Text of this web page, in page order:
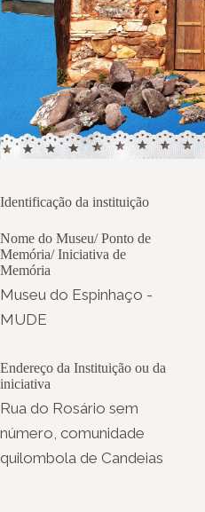
Identificação da instituição
Nome do Museu/ Ponto de
Memória/ Iniciativa de
Memória
Museu do Espinhaço -
MUDE
Endereço da Instituição ou da
iniciativa
Rua do Rosário sem
número, comunidade
quilombola de Candeias